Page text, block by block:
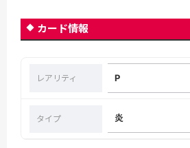
カード情報
レアリティ P
タイプ 炎